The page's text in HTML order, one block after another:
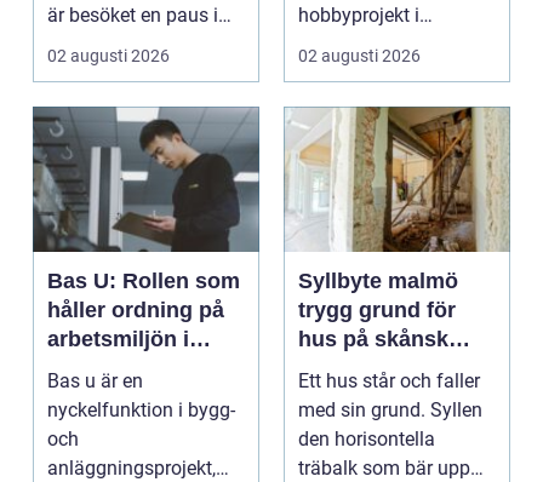
är besöket en paus i
vardagen, ett s...
02 augusti 2026
hobbyprojekt i
verkstaden till k...
02 augusti 2026
Bas U: Rollen som
håller ordning på
arbetsmiljön i
byggprojekt
Bas u är en
nyckelfunktion i bygg-
och
anläggningsprojekt,
Syllbyte malmö
trygg grund för
hus på skånsk
mark
Ett hus står och faller
med sin grund. Syllen
den horisontella
träbalk som bär upp